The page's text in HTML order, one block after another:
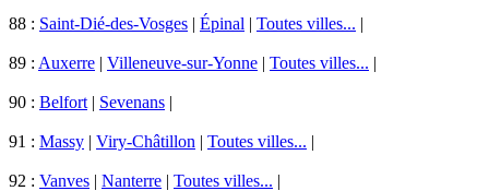
88 : Saint-Dié-des-Vosges | Épinal | Toutes villes... |
89 : Auxerre | Villeneuve-sur-Yonne | Toutes villes... |
90 : Belfort | Sevenans |
91 : Massy | Viry-Châtillon | Toutes villes... |
92 : Vanves | Nanterre | Toutes villes... |